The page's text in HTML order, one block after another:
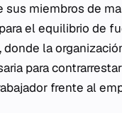
sus miembros de
el equilibrio de
donde la
para
frente al